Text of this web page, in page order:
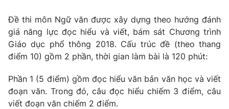
Học trực tuyến
Hitech Công nghệ tương lai
Sản phẩm
Thị trường
Tư vấn
Giao lưu trực tuyến
Lịch phát sóng
Chuyên mục khác
Đề thi môn Ngữ văn được xây dựng theo hướng đánh
giá năng lực đọc hiểu và viết, bám sát Chương trình
Giáo dục phổ thông 2018. Cấu trúc đề (theo thang
điểm 10) gồm 2 phần, thời gian làm bài là 120 phút:
Phần 1 (5 điểm) gồm đọc hiểu văn bản văn học và viết
đoạn văn. Trong đó, câu đọc hiểu chiếm 3 điểm, câu
viết đoạn văn chiếm 2 điểm.